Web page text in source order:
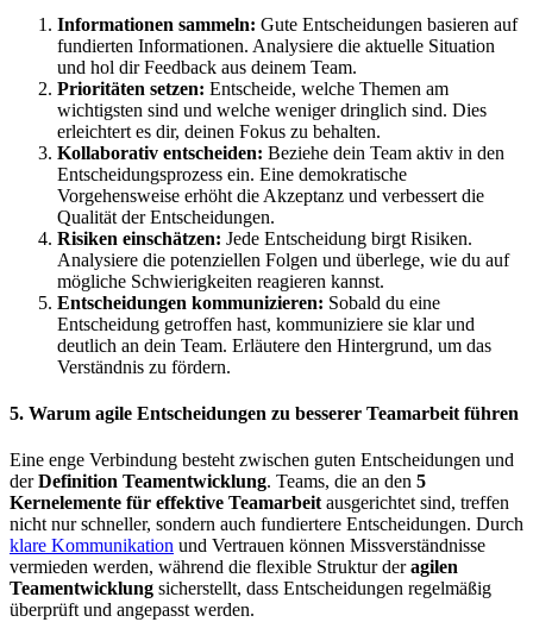
Informationen sammeln: Gute Entscheidungen basieren auf
fundierten Informationen. Analysiere die aktuelle Situation
und hol dir Feedback aus deinem Team.
Prioritäten setzen: Entscheide, welche Themen am
wichtigsten sind und welche weniger dringlich sind. Dies
erleichtert es dir, deinen Fokus zu behalten.
Kollaborativ entscheiden: Beziehe dein Team aktiv in den
Entscheidungsprozess ein. Eine demokratische
Vorgehensweise erhöht die Akzeptanz und verbessert die
Qualität der Entscheidungen.
Risiken einschätzen: Jede Entscheidung birgt Risiken.
Analysiere die potenziellen Folgen und überlege, wie du auf
mögliche Schwierigkeiten reagieren kannst.
Entscheidungen kommunizieren: Sobald du eine
Entscheidung getroffen hast, kommuniziere sie klar und
deutlich an dein Team. Erläutere den Hintergrund, um das
Verständnis zu fördern.
5. Warum agile Entscheidungen zu besserer Teamarbeit führen
Eine enge Verbindung besteht zwischen guten Entscheidungen und
derDefinition Teamentwicklung. Teams, die an den 5
Kernelemente für effektive Teamarbeit ausgerichtet sind, treffen
nicht nur schneller, sondern auch fundiertere Entscheidungen. Durch
klare Kommunikation und Vertrauen können Missverständnisse
vermieden werden, während die flexible Struktur deragilen
Teamentwicklung sicherstellt, dass Entscheidungen regelmäßig
überprüft und angepasst werden.